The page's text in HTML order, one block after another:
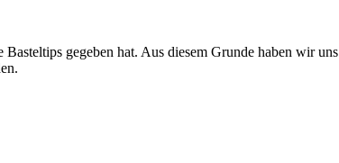
gegeben hat. Aus diesem Grunde haben wir